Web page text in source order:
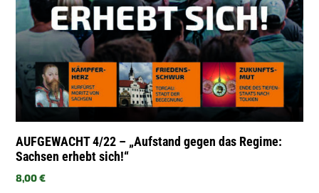
AUFGEWACHT 4/22 – „Aufstand gegen das Regime:
Sachsen erhebt sich!“
8,00€